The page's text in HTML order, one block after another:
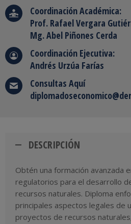
Coordinación Académica:
Prof. Rafael Vergara
Mg. Abel Piñones Cerda
Coordinación Ejecutiva:
Andrés Urzúa Farías
Consultas Aquí
DESCRIPCIÓN
Obtén una formación avanzada
regulatorios para el desarrollo
recursos naturales. Diploma
principales aspectos legales de
proyectos de recursos